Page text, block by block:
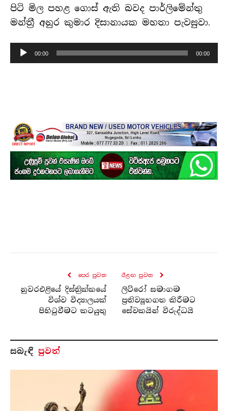
පිටි මිල පහළ ගොස් ඇති බවද පාර්ලිමේන්තු
මන්ත්‍රී අනුර කුමාර දිසානායක මහතා පැවසුවා.
හඬ
පට
00:00 00:00
පෙර පුව​ත
නුවරඑළියේ දිස්ත්‍රික්කයේ
විශ්ව විද්‍යාලයක්
පිහිටුවීමට කටයුතු
ඊළඟ පුව​ත
ලිට්රෝ සමාගම
ප්‍රතිව්‍යූහගත කිරීමට
සේවකයින් විරුද්ධයි
සබැ​ඳි පුවත්